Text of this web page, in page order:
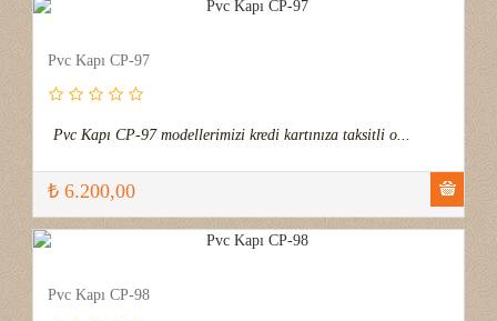
Pvc Kapı CP-97
Pvc Kapı CP-97 modellerimizi kredi kartınıza taksitli o...
₺ 6.200,00
Pvc Kapı CP-98